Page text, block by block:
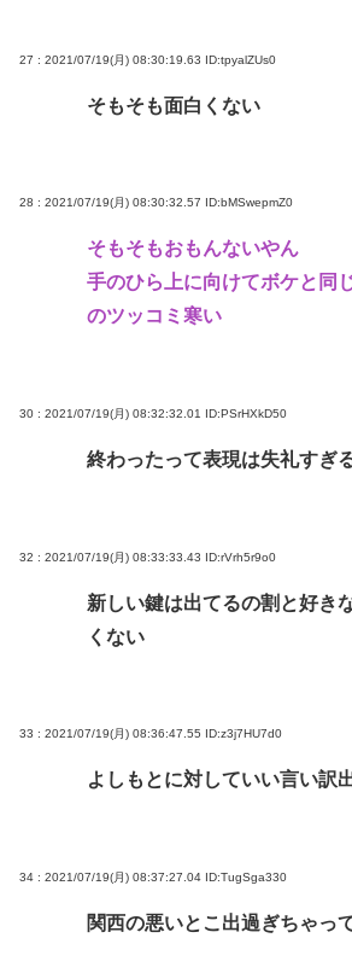
27 : 2021/07/19(月) 08:30:19.63 ID:tpyalZUs0
そもそも面白くない
28 : 2021/07/19(月) 08:30:32.57 ID:bMSwepmZ0
そもそもおもんないやん
手のひら上に向けてボケと同
のツッコミ寒い
30 : 2021/07/19(月) 08:32:32.01 ID:PSrHXkD50
終わったって表現は失礼すぎ
32 : 2021/07/19(月) 08:33:33.43 ID:rVrh5r9o0
新しい鍵は出てるの割と好き
くない
33 : 2021/07/19(月) 08:36:47.55 ID:z3j7HU7d0
よしもとに対していい言い訳
34 : 2021/07/19(月) 08:37:27.04 ID:TugSga330
関西の悪いとこ出過ぎちゃっ